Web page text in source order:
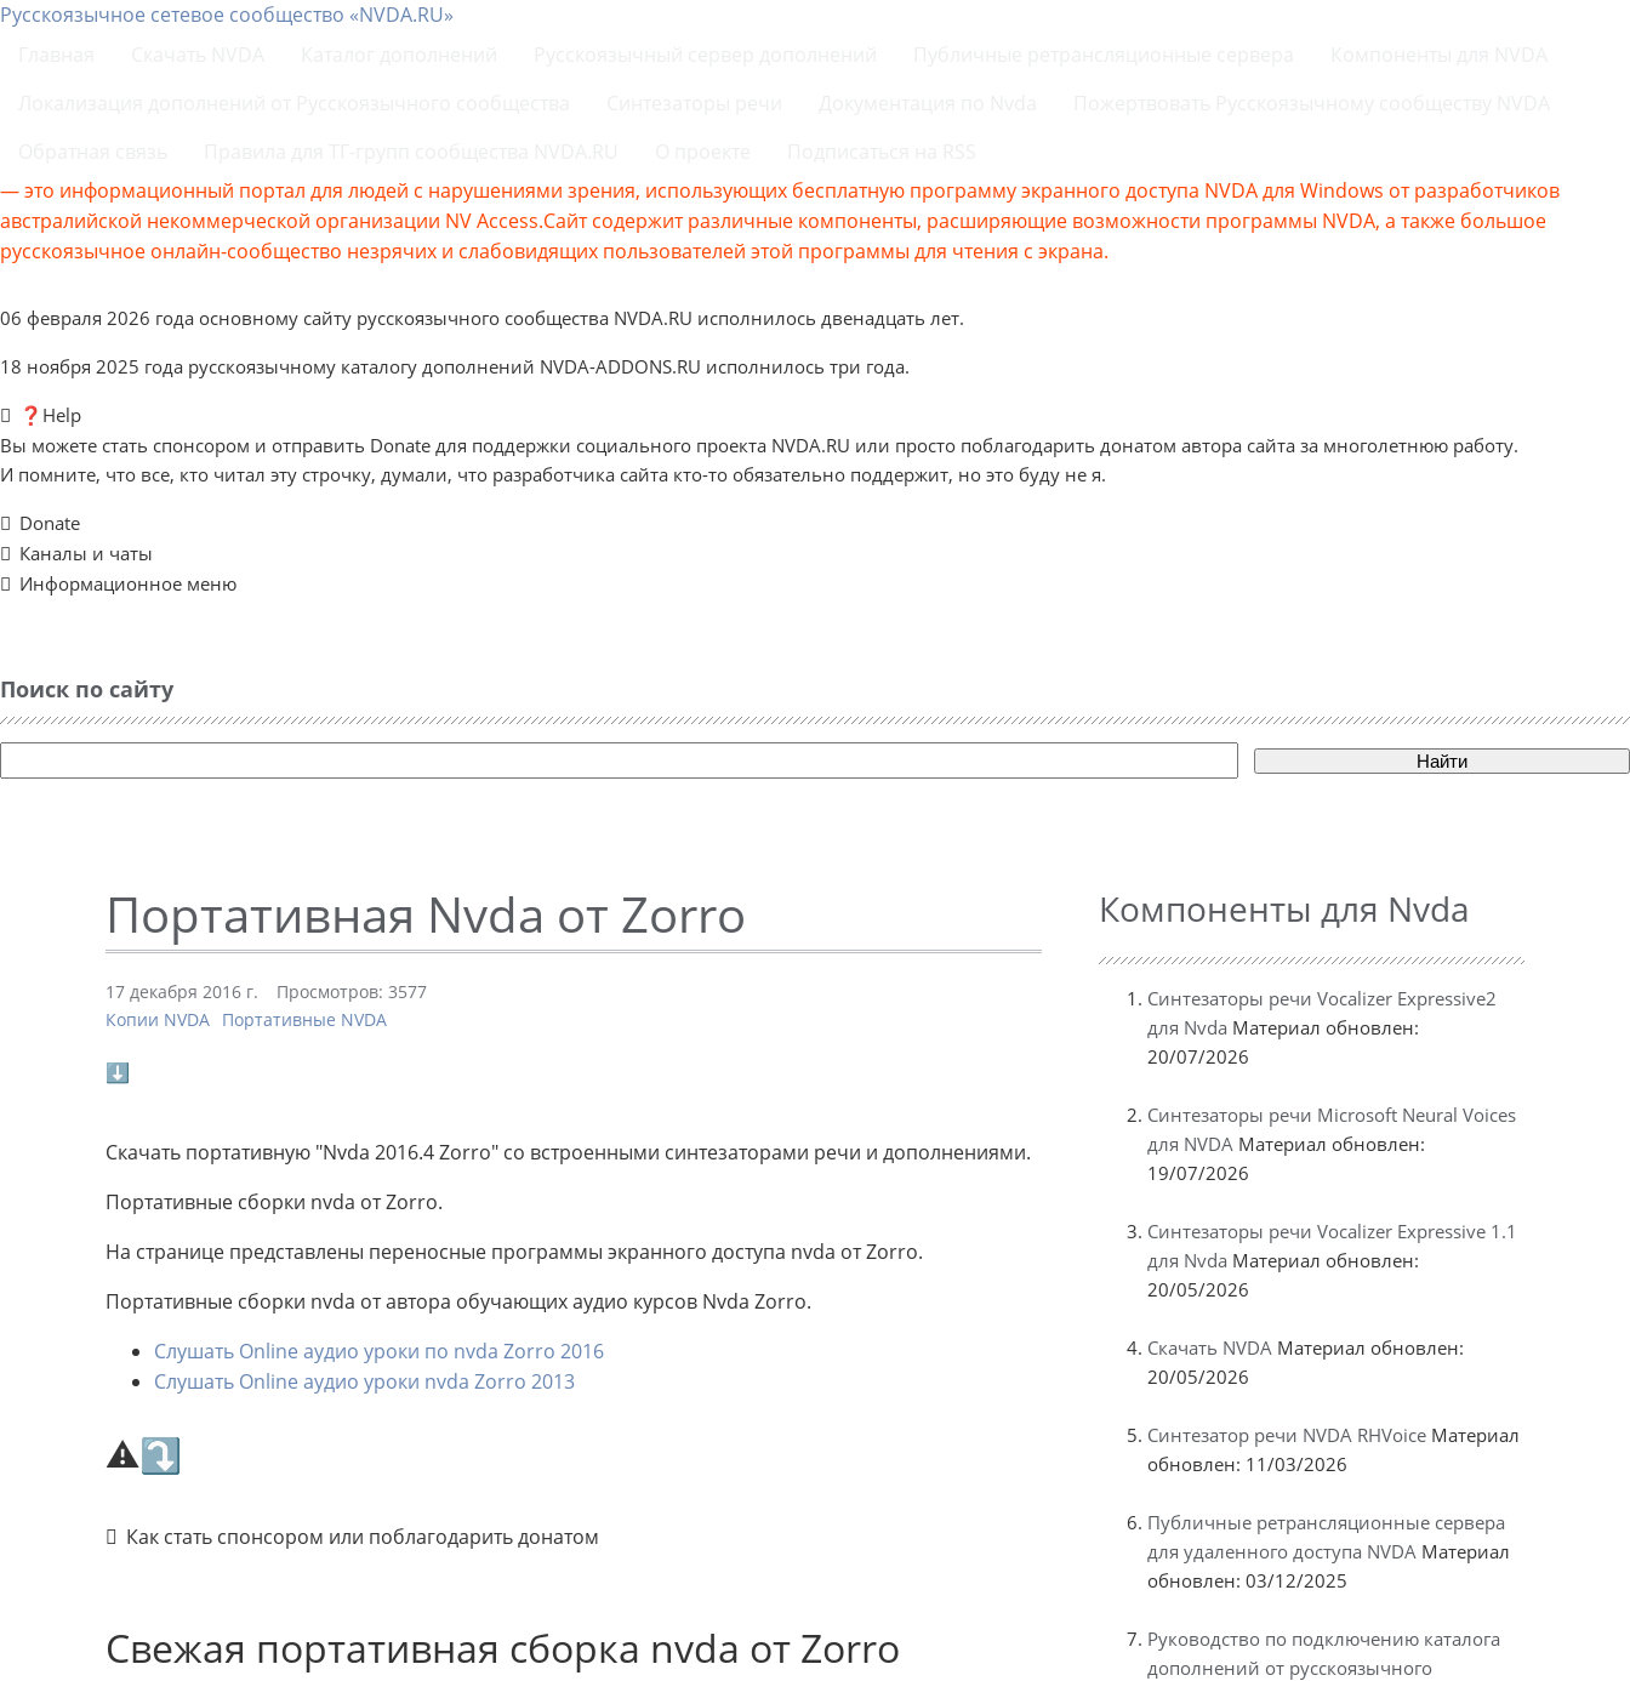
Русскоязычное сетевое сообщество «NVDA.RU»
— это информационный портал для людей с нарушениями зрения, использующих бесплатную программу экранного доступа NVDA для Windows от разработчиков
австралийской некоммерческой организации NV Access.Сайт содержит различные компоненты, расширяющие возможности программы NVDA, а также большое
русскоязычное онлайн-сообщество незрячих и слабовидящих пользователей этой программы для чтения с экрана.
06 февраля 2026 года основному сайту русскоязычного сообщества NVDA.RU исполнилось двенадцать лет.
18 ноября 2025 года русскоязычному каталогу дополнений NVDA-ADDONS.RU исполнилось три года.
❓Help
Вы можете стать спонсором и отправить Donate для поддержки социального проекта NVDA.RU или просто поблагодарить донатом автора сайта за многолетнюю работу.
И помните, что все, кто читал эту строчку, думали, что разработчика сайта кто-то обязательно поддержит, но это буду не я.
Donate
Каналы и чаты
Информационное меню
Поиск по сайту
Найти
Портативная Nvda от Zorro
17 декабря 2016 г.
Просмотров: 3577
Копии NVDA Портативные NVDA
⬇
Скачать портативную "Nvda 2016.4 Zorro" со встроенными синтезаторами речи и дополнениями.
Портативные сборки nvda от Zorro.
На странице представлены переносные программы экранного доступа nvda от Zorro.
Портативные сборки nvda от автора обучающих аудио курсов Nvda Zorro.
Слушать Online аудио уроки по nvda Zorro 2016
Слушать Online аудио уроки nvda Zorro 2013
⚠⤵
Как стать спонсором или поблагодарить донатом
Свежая портативная сборка nvda от Zorro
Компоненты для Nvda
Синтезаторы речи Vocalizer Expressive2
для Nvda Материал обновлен:
20/07/2026
Синтезаторы речи Microsoft Neural Voices
для NVDA Материал обновлен:
19/07/2026
Синтезаторы речи Vocalizer Expressive 1.1
для Nvda Материал обновлен:
20/05/2026
Скачать NVDA Материал обновлен:
20/05/2026
Синтезатор речи NVDA RHVoice Материал
обновлен: 11/03/2026
Публичные ретрансляционные сервера
для удаленного доступа NVDA Материал
обновлен: 03/12/2025
Руководство по подключению каталога
дополнений от русскоязычного